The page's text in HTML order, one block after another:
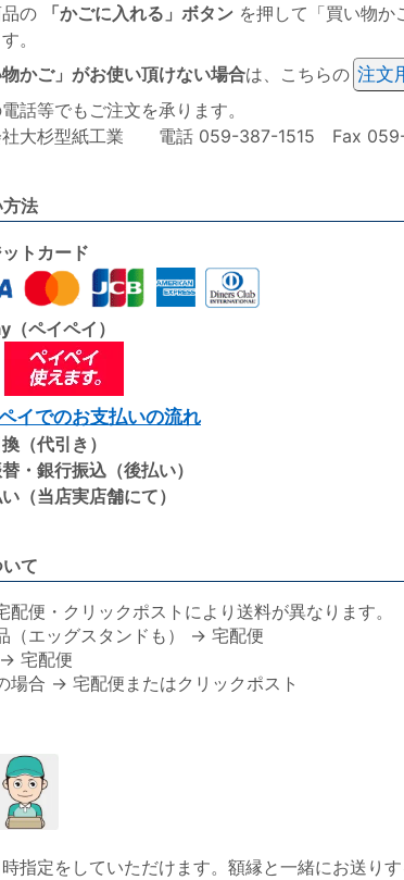
の
「かごに入れる」ボタン を押して「買い物か
。
物かご」がお使い頂けない場合は、こちらの 注文
話等でもご注文を承ります。
社大杉型紙工業 電話 059-387-1515 Fax
法
トカード
（ペイペイ）
イでのお支払いの流れ
（代引き）
・銀行振込（後払い）
（当店実店舗にて）
て
配便・クリックポストにより送料が異なります。
（エッグスタンドも） → 宅配便
宅配便
場合 → 宅配便またはクリックポスト
指定をしていただけます。額縁と一緒にお送り